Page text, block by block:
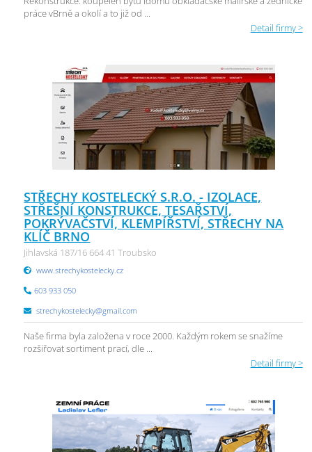
práce vBrně a okolí a to již od ...
Detail firmy >
STŘECHY KOSTELECKÝ S.R.O. - IZOLACE,
STŘEŠNÍ KONSTRUKCE, TESAŘSTVÍ,
POKRÝVAČSTVÍ, KLEMPÍŘSTVÍ, STŘECHY NA
KLÍČ BRNO
Jihlavská 187/16 664 41 Troubsko
www.strechykostelecky.cz
603 933 050
strechykostelecky@gmail.com
Naše firma byla založena v roce 2000. Každým rokem se snažíme
rozšiřovat sortiment prací, dle ...
Detail firmy >